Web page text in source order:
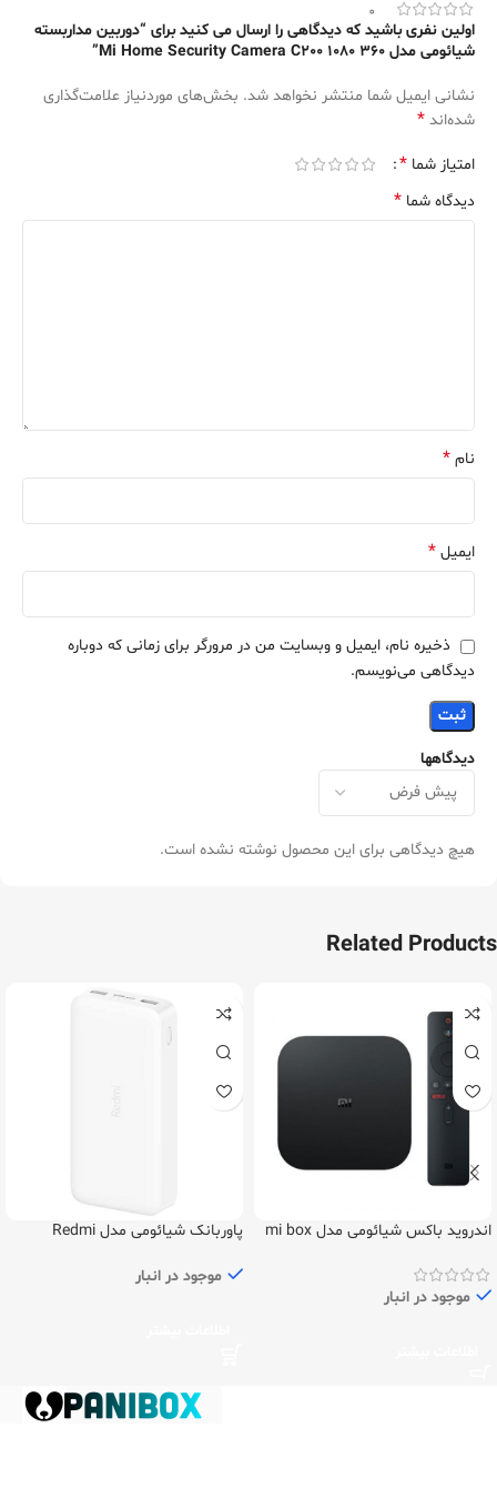
0
دیدگاهها
هیچ دیدگاهی برای این محصول نوشته نشده است.
اولین نفری باشید که دیدگاهی را ارسال می کنید برای “دوربین مداربسته
شیائومی مدل Mi Home Security Camera C200 1080 360”
نشانی ایمیل شما منتشر نخواهد شد. بخش‌های موردنیاز علامت‌گذاری
شده‌اند *
امتیاز شما *
دیدگاه شما *
نام *
ایمیل *
ذخیره نام، ایمیل و وبسایت من در مرورگر برای زمانی که دوباره
دیدگاهی می‌نویسم.
Related Products
اندروید باکس شیائومی مدل mi box
موجود در انبار
پاوربانک شیائومی مدل Redmi
ساعتموجود در انبار